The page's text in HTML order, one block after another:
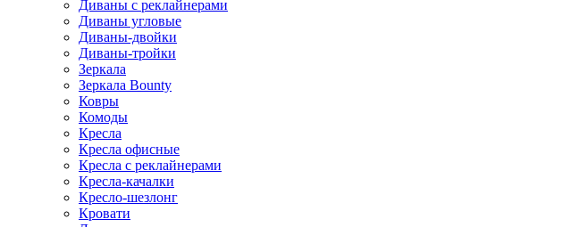
Диваны с реклайнерами
Диваны угловые
Диваны-двойки
Диваны-тройки
Зеркала
Зеркала Bounty
Ковры
Комоды
Кресла
Кресла офисные
Кресла с реклайнерами
Кресла-качалки
Кресло-шезлонг
Кровати